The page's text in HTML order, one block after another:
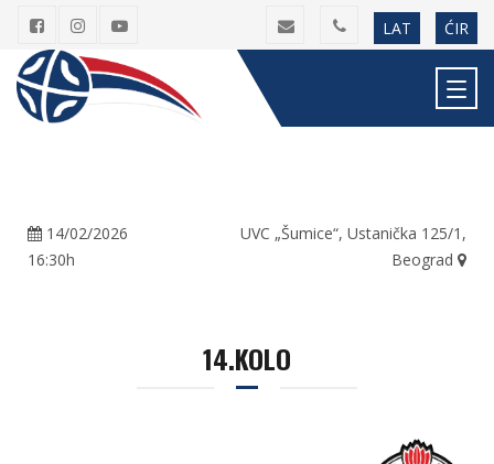
LAT ĆIR
14/02/2026
16:30h
UVC „Šumice“, Ustanička 125/1,
Beograd
14.KOLO